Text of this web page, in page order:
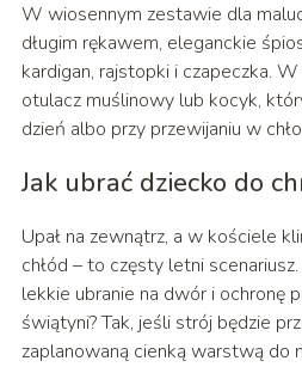
W wiosennym zestawie dla
długim rękawem, eleganckie
kardigan, rajstopki i czapeczka.
otulacz muślinowy lub kocyk,
dzień albo przy przewijaniu w
Jak ubrać dziecko do
Upał na zewnątrz, a w kościele
chłód – to częsty letni
lekkie ubranie na dwór i ochronę
świątyni? Tak, jeśli strój będzie
zaplanowaną cienką warstwą do